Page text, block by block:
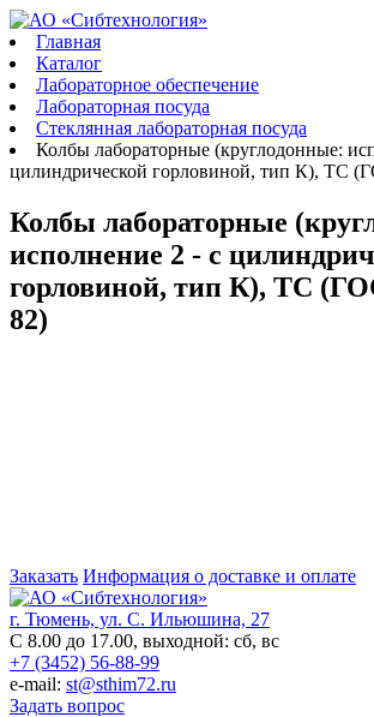
Главная
Каталог
Лабораторное обеспечение
Лабораторная посуда
Стеклянная лабораторная посуда
Колбы лабораторные (круглодонные:
цилиндрической горловиной, тип К), ТС
Колбы лабораторные
исполнение 2 - с
горловиной, тип К), ТС
82)
Заказать Информация о доставке и оплате
г. Тюмень, ул. С. Ильюшина, 27
С 8.00 до 17.00, выходной: сб, вс
+7 (3452) 56-88-99
e-mail: st@sthim72.ru
Задать вопрос